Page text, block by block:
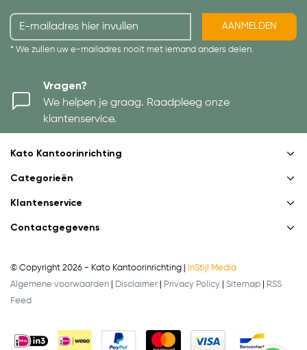
AANMELDEN
* We zullen uw e-mailadres nooit met iemand anders delen.
Vragen?
We helpen je graag. Raadpleeg onze
klantenservice.
Kato Kantoorinrichting
Categorieën
Klantenservice
Contactgegevens
© Copyright 2026 - Kato Kantoorinrichting |
InStijl Media
Algemene voorwaarden
Disclaimer Privacy Policy Sitemap
RSS
Feed